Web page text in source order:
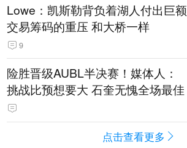
Lowe：凯斯勒背负着湖人付出巨额
交易筹码的重压 和大桥一样
9
险胜晋级AUBL半决赛！媒体人：
挑战比预想要大 石奎无愧全场最佳
点击查看更多